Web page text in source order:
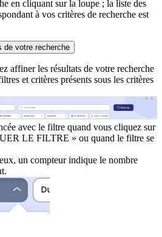
en cliquant sur la loupe ; la liste des
à vos critères de recherche est
de votre recherche
affiner les résultats de votre recherche
et critères présents sous les critères
avec le filtre quand vous cliquez sur
LE FILTRE » ou quand le filtre se
un compteur indique le nombre